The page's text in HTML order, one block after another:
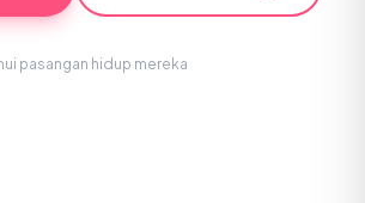
pasangan hidup mereka